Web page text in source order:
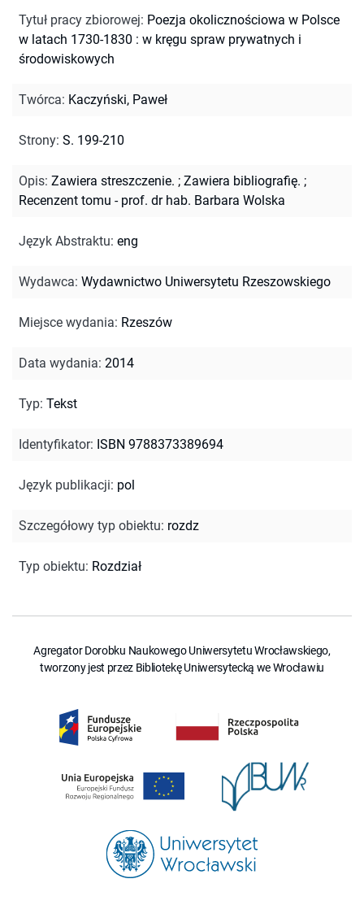
Tytuł pracy zbiorowej: Poezja okolicznościowa w Polsce
w latach 1730-1830 : w kręgu spraw prywatnych i
środowiskowych
Twórca: Kaczyński, Paweł
Strony: S. 199-210
Opis: Zawiera streszczenie. ; Zawiera bibliografię. ;
Recenzent tomu - prof. dr hab. Barbara Wolska
Język Abstraktu: eng
Wydawca: Wydawnictwo Uniwersytetu Rzeszowskiego
Miejsce wydania: Rzeszów
Data wydania: 2014
Typ: Tekst
Identyfikator: ISBN 9788373389694
Język publikacji: pol
Szczegółowy typ obiektu: rozdz
Typ obiektu: Rozdział
Agregator Dorobku Naukowego Uniwersytetu Wrocławskiego,
tworzony jest przez Bibliotekę Uniwersytecką we Wrocławiu